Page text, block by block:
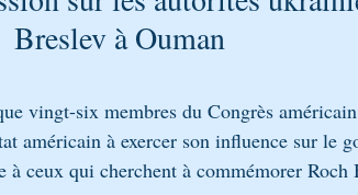
Breslev à Ouman
vingt-six membres du Congrès
américain à exercer son influence sur le
ceux qui cherchent à commémorer Roch